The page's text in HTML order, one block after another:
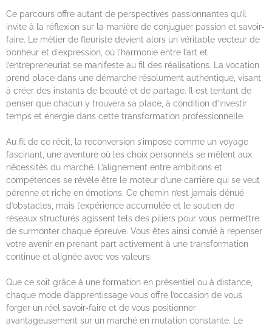
Ce parcours offre autant de perspectives passionnantes qu’il
invite à la réflexion sur la manière de conjuguer passion et savoir-
faire. Le métier de fleuriste devient alors un véritable vecteur de
bonheur et d’expression, où l’harmonie entre l’art et
l’entrepreneuriat se manifeste au fil des réalisations. La vocation
prend place dans une démarche résolument authentique, visant
à créer des instants de beauté et de partage. Il est tentant de
penser que chacun y trouvera sa place, à condition d’investir
temps et énergie dans cette transformation professionnelle.
Au fil de ce récit, la reconversion s’impose comme un voyage
fascinant, une aventure où les choix personnels se mêlent aux
nécessités du marché. L’alignement entre ambitions et
compétences se révèle être le moteur d’une carrière qui se veut
pérenne et riche en émotions. Ce chemin n’est jamais dénué
d’obstacles, mais l’expérience accumulée et le soutien de
réseaux structurés agissent tels des piliers pour vous permettre
de surmonter chaque épreuve. Vous êtes ainsi convié à repenser
votre avenir en prenant part activement à une transformation
continue et alignée avec vos valeurs.
Que ce soit grâce à une formation en présentiel ou à distance,
chaque mode d’apprentissage vous offre l’occasion de vous
forger un réel savoir-faire et de vous positionner
avantageusement sur un marché en mutation constante. Le